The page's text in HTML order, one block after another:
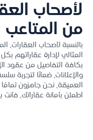
لأصحاب
من المتاعب
بالنسبة لأصحاب العقارات،
المثالي لإدارة عقاراتهم
بكافة التفاصيل من عقود
والإعلانات، ضمانًا لتجربة
العميقة، نحن جاهزون
اطمئن بأمانة عقاراتك،